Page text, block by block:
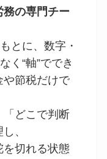
の専門チー
とに、数字・
く“軸”ででき
や節税だけで
「どこで判断
、
切れる状態